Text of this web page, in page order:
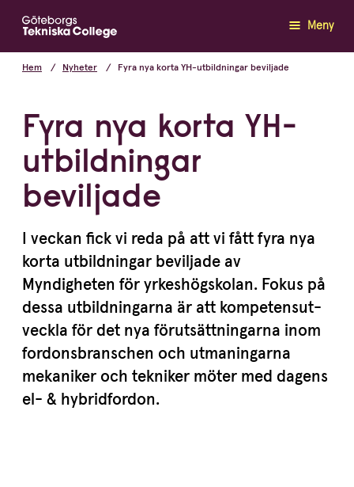
Meny
Hem Nyheter Fyra nya korta YH-utbildningar beviljade
Fyra nya korta YH-
utbildningar
beviljade
I veckan fick vi reda på att vi fått fyra nya
korta utbildningar beviljade av
Myndigheten för yrkes­högskolan. Fokus på
dessa utbild­ningarna är att kompe­tens­ut­
veckla för det nya förut­sätt­ningarna inom
fordons­bran­schen och utmaningarna
mekaniker och tekniker möter med dagens
el- & hybridfordon.